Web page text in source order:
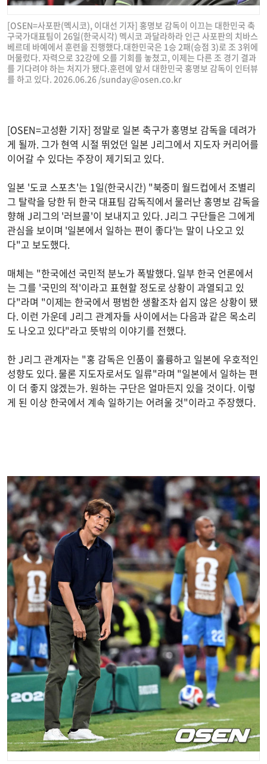
[OSEN=사포판(멕시코), 이대선 기자] 홍명보 감독이 이끄는 대한민국 축
구국가대표팀이 26일(한국시각) 멕시코 과달라하라 인근 사포판의 치바스
베르데 바예에서 훈련을 진행했다.대한민국은 1승 2패(승점 3)로 조 3위에
머물렀다. 자력으로 32강에 오를 기회를 놓쳤고, 이제는 다른 조 경기 결과
를 기다려야 하는 처지가 됐다.훈련에 앞서 대한민국 홍명보 감독이 인터뷰
를 하고 있다. 2026.06.26 /sunday@osen.co.kr
[OSEN=고성환 기자] 정말로 일본 축구가 홍명보 감독을 데려가
게 될까. 그가 현역 시절 뛰었던 일본 J리그에서 지도자 커리어를
이어갈 수 있다는 주장이 제기되고 있다.
일본 '도쿄 스포츠'는 1일(한국시간) "북중미 월드컵에서 조별리
그 탈락을 당한 뒤 한국 대표팀 감독직에서 물러난 홍명보 감독을
향해 J리그의 '러브콜'이 보내지고 있다. J리그 구단들은 그에게
관심을 보이며 '일본에서 일하는 편이 좋다'는 말이 나오고 있
다"고 보도했다.
매체는 "한국에선 국민적 분노가 폭발했다. 일부 한국 언론에서
는 그를 '국민의 적'이라고 표현할 정도로 상황이 과열되고 있
다"라며 "이제는 한국에서 평범한 생활조차 쉽지 않은 상황이 됐
다. 이런 가운데 J리그 관계자들 사이에서는 다음과 같은 목소리
도 나오고 있다"라고 뜻밖의 이야기를 전했다.
한 J리그 관계자는 "홍 감독은 인품이 훌륭하고 일본에 우호적인
성향도 있다. 물론 지도자로서도 일류"라며 "일본에서 일하는 편
이 더 좋지 않겠는가. 원하는 구단은 얼마든지 있을 것이다. 이렇
게 된 이상 한국에서 계속 일하기는 어려울 것"이라고 주장했다.